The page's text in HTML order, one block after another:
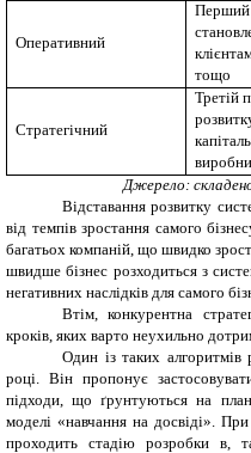
Оперативний
Перший
тощо
Стратегічний
Третій
Джерело:
Відставання розвитку
від темпів зростання самого
багатьох компаній, що швидко
швидше бізнес розходиться з
негативних наслідків для самого
Втім , конкурентна
кроків, яких варто неухильно
Один із таких
році . Він пропонує
підходи, що ґрунтуються на
моделі «навчання на досвіді». При
проходить стадію розробки в,